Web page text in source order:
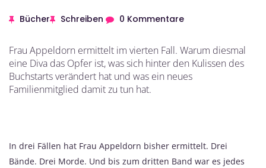
Bücher Schreiben 0 Kommentare
Frau Appeldorn ermittelt im vierten Fall. Warum diesmal
eine Diva das Opfer ist, was sich hinter den Kulissen des
Buchstarts verändert hat und was ein neues
Familienmitglied damit zu tun hat.
In drei Fällen hat Frau Appeldorn bisher ermittelt. Drei
Bände. Drei Morde. Und bis zum dritten Band war es jedes